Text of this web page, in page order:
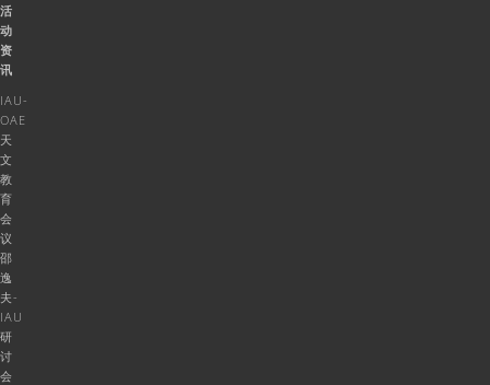
活
动
资
讯
IAU-
OAE
天
文
教
育
会
议
邵
逸
夫-
IAU
研
讨
会